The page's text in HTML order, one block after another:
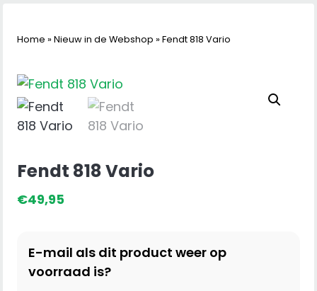
Home » Nieuw in de Webshop » Fendt 818 Vario
Fendt 818 Vario
€49,95
E-mail als dit product weer op
voorraad is?